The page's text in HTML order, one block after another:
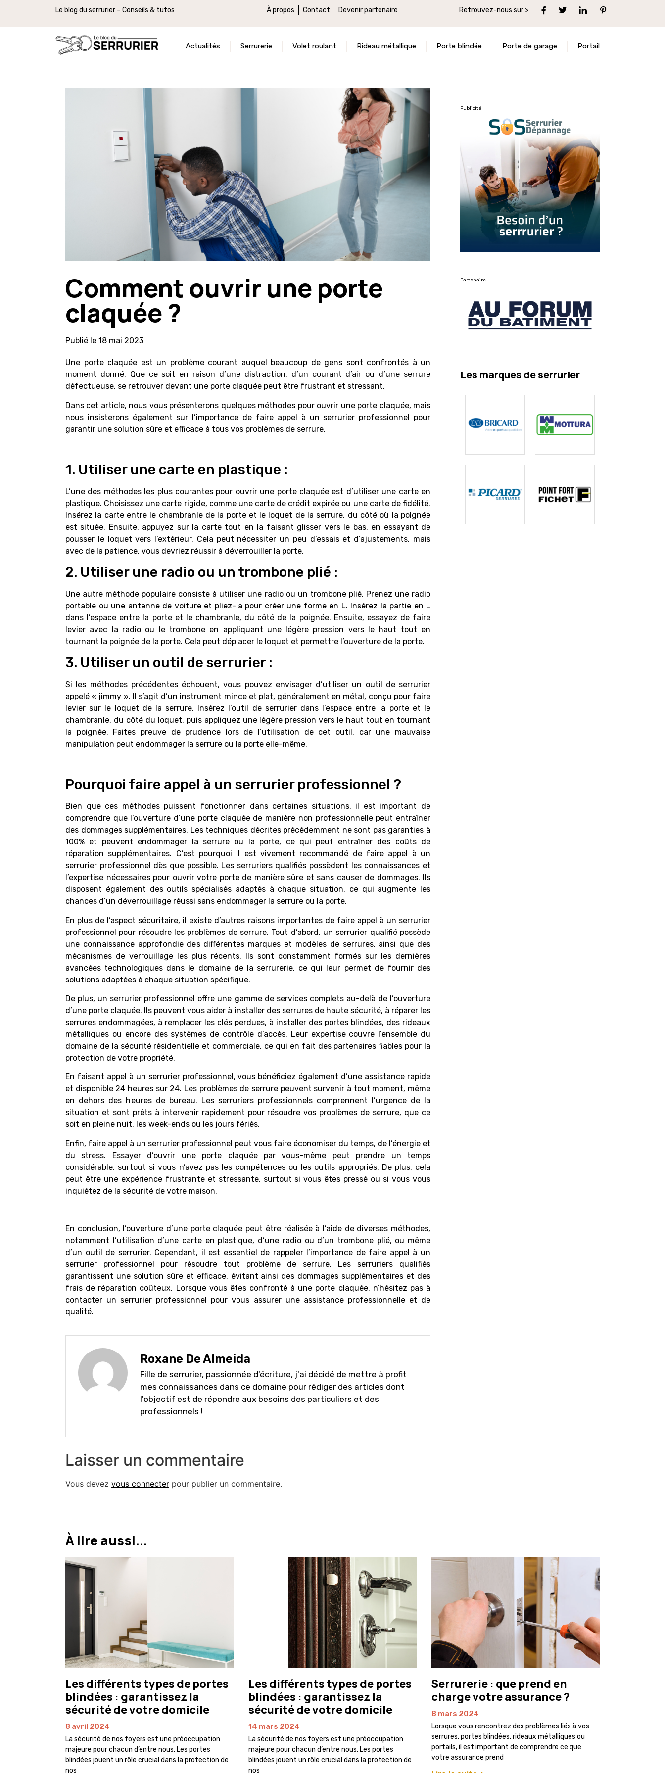
Le blog du serrurier – Conseils & tutos À propos Contact Devenir partenaire Retrouvez-nous sur >
Actualités Serrurerie Volet roulant Rideau métallique Porte blindée Porte de garage Portail
Comment ouvrir une porte
claquée ?
Publié le 18 mai 2023
Une porte claquée est un problème courant auquel beaucoup de gens sont confrontés à un
moment donné. Que ce soit en raison d’une distraction, d’un courant d’air ou d’une serrure
défectueuse, se retrouver devant une porte claquée peut être frustrant et stressant.
Dans cet article, nous vous présenterons quelques méthodes pour ouvrir une porte claquée, mais
nous insisterons également sur l’importance de faire appel à un serrurier professionnel pour
garantir une solution sûre et efficace à tous vos problèmes de serrure.
1. Utiliser une carte en plastique :
L’une des méthodes les plus courantes pour ouvrir une porte claquée est d’utiliser une carte en
plastique. Choisissez une carte rigide, comme une carte de crédit expirée ou une carte de fidélité.
Insérez la carte entre le chambranle de la porte et le loquet de la serrure, du côté où la poignée
est située. Ensuite, appuyez sur la carte tout en la faisant glisser vers le bas, en essayant de
pousser le loquet vers l’extérieur. Cela peut nécessiter un peu d’essais et d’ajustements, mais
avec de la patience, vous devriez réussir à déverrouiller la porte.
2. Utiliser une radio ou un trombone plié :
Une autre méthode populaire consiste à utiliser une radio ou un trombone plié. Prenez une radio
portable ou une antenne de voiture et pliez-la pour créer une forme en L. Insérez la partie en L
dans l’espace entre la porte et le chambranle, du côté de la poignée. Ensuite, essayez de faire
levier avec la radio ou le trombone en appliquant une légère pression vers le haut tout en
tournant la poignée de la porte. Cela peut déplacer le loquet et permettre l’ouverture de la porte.
3. Utiliser un outil de serrurier :
Si les méthodes précédentes échouent, vous pouvez envisager d’utiliser un outil de serrurier
appelé « jimmy ». Il s’agit d’un instrument mince et plat, généralement en métal, conçu pour faire
levier sur le loquet de la serrure. Insérez l’outil de serrurier dans l’espace entre la porte et le
chambranle, du côté du loquet, puis appliquez une légère pression vers le haut tout en tournant
la poignée. Faites preuve de prudence lors de l’utilisation de cet outil, car une mauvaise
manipulation peut endommager la serrure ou la porte elle-même.
Pourquoi faire appel à un serrurier professionnel ?
Bien que ces méthodes puissent fonctionner dans certaines situations, il est important de
comprendre que l’ouverture d’une porte claquée de manière non professionnelle peut entraîner
des dommages supplémentaires. Les techniques décrites précédemment ne sont pas garanties à
100% et peuvent endommager la serrure ou la porte, ce qui peut entraîner des coûts de
réparation supplémentaires. C’est pourquoi il est vivement recommandé de faire appel à un
serrurier professionnel dès que possible. Les serruriers qualifiés possèdent les connaissances et
l’expertise nécessaires pour ouvrir votre porte de manière sûre et sans causer de dommages. Ils
disposent également des outils spécialisés adaptés à chaque situation, ce qui augmente les
chances d’un déverrouillage réussi sans endommager la serrure ou la porte.
En plus de l’aspect sécuritaire, il existe d’autres raisons importantes de faire appel à un serrurier
professionnel pour résoudre les problèmes de serrure. Tout d’abord, un serrurier qualifié possède
une connaissance approfondie des différentes marques et modèles de serrures, ainsi que des
mécanismes de verrouillage les plus récents. Ils sont constamment formés sur les dernières
avancées technologiques dans le domaine de la serrurerie, ce qui leur permet de fournir des
solutions adaptées à chaque situation spécifique.
De plus, un serrurier professionnel offre une gamme de services complets au-delà de l’ouverture
d’une porte claquée. Ils peuvent vous aider à installer des serrures de haute sécurité, à réparer les
serrures endommagées, à remplacer les clés perdues, à installer des portes blindées, des rideaux
métalliques ou encore des systèmes de contrôle d’accès. Leur expertise couvre l’ensemble du
domaine de la sécurité résidentielle et commerciale, ce qui en fait des partenaires fiables pour la
protection de votre propriété.
En faisant appel à un serrurier professionnel, vous bénéficiez également d’une assistance rapide
et disponible 24 heures sur 24. Les problèmes de serrure peuvent survenir à tout moment, même
en dehors des heures de bureau. Les serruriers professionnels comprennent l’urgence de la
situation et sont prêts à intervenir rapidement pour résoudre vos problèmes de serrure, que ce
soit en pleine nuit, les week-ends ou les jours fériés.
Enfin, faire appel à un serrurier professionnel peut vous faire économiser du temps, de l’énergie et
du stress. Essayer d’ouvrir une porte claquée par vous-même peut prendre un temps
considérable, surtout si vous n’avez pas les compétences ou les outils appropriés. De plus, cela
peut être une expérience frustrante et stressante, surtout si vous êtes pressé ou si vous vous
inquiétez de la sécurité de votre maison.
En conclusion, l’ouverture d’une porte claquée peut être réalisée à l’aide de diverses méthodes,
notamment l’utilisation d’une carte en plastique, d’une radio ou d’un trombone plié, ou même
d’un outil de serrurier. Cependant, il est essentiel de rappeler l’importance de faire appel à un
serrurier professionnel
pour résoudre tout problème de serrure. Les serruriers qualifiés
garantissent une solution sûre et efficace, évitant ainsi des dommages supplémentaires et des
frais de réparation coûteux. Lorsque vous êtes confronté à une porte claquée, n’hésitez pas à
contacter un serrurier professionnel pour vous assurer une assistance professionnelle et de
qualité.
Roxane De Almeida
Fille de serrurier, passionnée d'écriture, j'ai décidé de mettre à profit
mes connaissances dans ce domaine pour rédiger des articles dont
l'objectif est de répondre aux besoins des particuliers et des
professionnels !
Laisser un commentaire
Vous devez vous connecter pour publier un commentaire.
Publicité
Partenaire
Les marques de serrurier
À lire aussi...
Les différents types de portes
blindées : garantissez la
sécurité de votre domicile
8 avril 2024
La sécurité de nos foyers est une préoccupation
majeure pour chacun d’entre nous. Les portes
blindées jouent un rôle crucial dans la protection de
nos
Les différents types de portes
blindées : garantissez la
sécurité de votre domicile
14 mars 2024
La sécurité de nos foyers est une préoccupation
majeure pour chacun d’entre nous. Les portes
blindées jouent un rôle crucial dans la protection de
nos
Serrurerie : que prend en
charge votre assurance ?
8 mars 2024
Lorsque vous rencontrez des problèmes liés à vos
serrures, portes blindées, rideaux métalliques ou
portails, il est important de comprendre ce que
votre assurance prend